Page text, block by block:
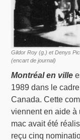
Gildor Roy (g.) et Denys
(encart de journal)
Montréal en ville
1989 dans le
Canada. Cette
viennent en aide à
mac avait été
reçu cinq